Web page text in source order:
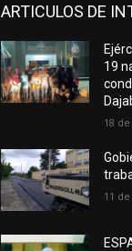
ARTICULOS DE
19
18
11